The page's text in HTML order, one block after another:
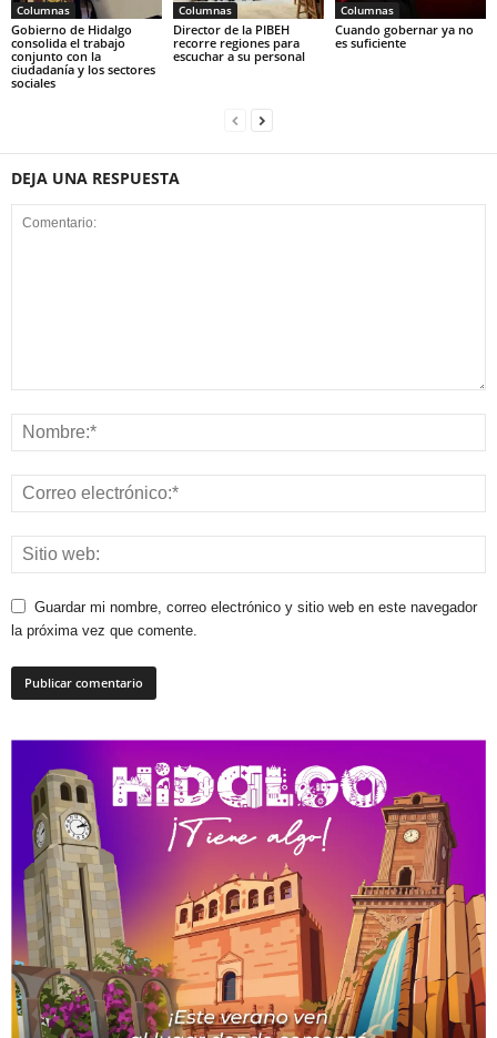
Columnas
Gobierno de Hidalgo
consolida el trabajo
conjunto con la
ciudadanía y los sectores
sociales
Columnas
Director de la PIBEH
recorre regiones para
escuchar a su personal
Columnas
Cuando gobernar ya no
es suficiente
DEJA UNA RESPUESTA
Guardar mi nombre, correo electrónico y sitio web en este navegador
la próxima vez que comente.